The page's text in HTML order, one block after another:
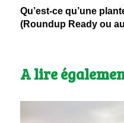
Qu’est-ce qu’une
(Roundup Ready ou
A lire